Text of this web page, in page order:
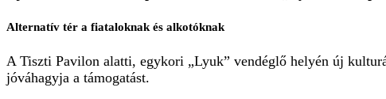
Alternatív tér a fiataloknak és alkotóknak
A Tiszti Pavilon alatti, egykori „Lyuk” vendéglő helyén új
jóváhagyja a támogatást.